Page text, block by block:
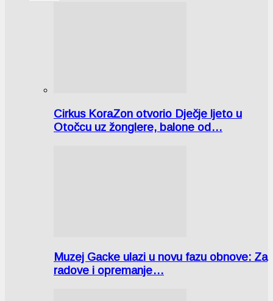
Cirkus KoraZon otvorio Dječje ljeto u
Otočcu uz žonglere, balone od…
Muzej Gacke ulazi u novu fazu obnove: Za
radove i opremanje…